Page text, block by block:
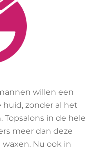
willen een
zonder al het
Topsalons in de hele
meer dan deze
Nu ook in